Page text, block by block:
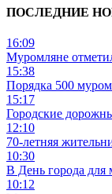
ПОСЛЕДНИЕ
16:09
Муромляне
15:38
Порядка 500
15:17
Городские
12:10
70-летняя
10:30
В День города для
10:12